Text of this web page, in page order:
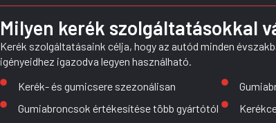
Milyen kerék szolgáltatásokkal
Kerék szolgáltatásaink célja, hogy az autód minden
igényeidhez igazodva legyen használható.
Kerék- és gumicsere szezonálisan
Gumiabroncsok értékesítése több gyártótól